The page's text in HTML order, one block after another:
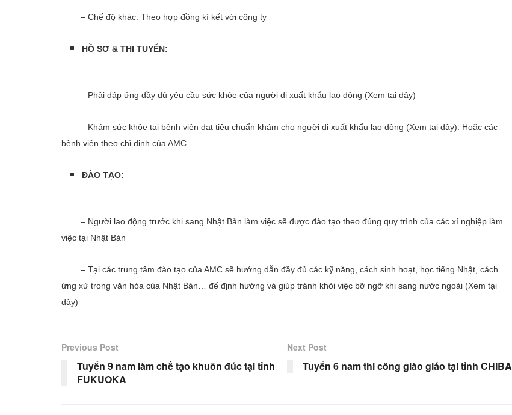
– Chế độ khác: Theo hợp đồng kí kết với công ty
HỒ SƠ & THI TUYỂN:
​ – Phải đáp ứng đầy đủ yêu cầu sức khỏe của người đi xuất khẩu lao động (Xem tại đây)
– Khám sức khỏe tại bệnh viện đạt tiêu chuẩn khám cho người đi xuất khẩu lao động (Xem tại đây). Hoặc các
bệnh viên theo chỉ định của AMC
ĐÀO TẠO:
– Người lao động trước khi sang Nhật Bản làm việc sẽ được đào tạo theo đúng quy trình của các xí nghiệp làm
việc tại Nhật Bản
– Tại các trung tâm đào tạo của AMC sẽ hướng dẫn đầy đủ các kỹ năng, cách sinh hoạt, học tiếng Nhật, cách
ứng xử trong văn hóa của Nhật Bản… để định hướng và giúp tránh khỏi việc bỡ ngỡ khi sang nước ngoài (Xem tại
đây)
Previous Post
Tuyển 9 nam làm chế tạo khuôn đúc tại tỉnh
FUKUOKA
Next Post
Tuyển 6 nam thi công giào giáo tại tỉnh CHIBA